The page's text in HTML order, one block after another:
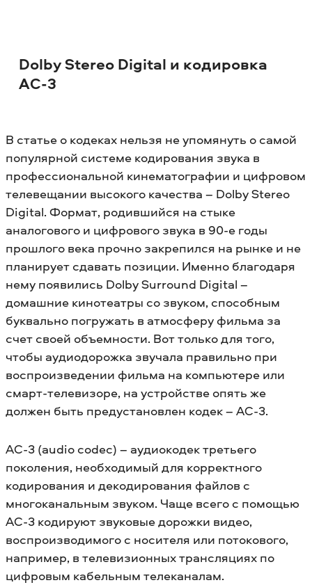
Dolby Stereo Digital и кодировка
АС-3
В статье о кодеках нельзя не упомянуть о самой
популярной системе кодирования звука в
профессиональной кинематографии и цифровом
телевещании высокого качества – Dolby Stereo
Digital. Формат, родившийся на стыке
аналогового и цифрового звука в 90-е годы
прошлого века прочно закрепился на рынке и не
планирует сдавать позиции. Именно благодаря
нему появились Dolby Surround Digital –
домашние кинотеатры со звуком, способным
буквально погружать в атмосферу фильма за
счет своей объемности. Вот только для того,
чтобы аудиодорожка звучала правильно при
воспроизведении фильма на компьютере или
смарт-телевизоре, на устройстве опять же
должен быть предустановлен кодек – AC-3.
AC-3 (audio codec) – аудиокодек третьего
поколения, необходимый для корректного
кодирования и декодирования файлов с
многоканальным звуком. Чаще всего с помощью
AC-3 кодируют звуковые дорожки видео,
воспроизводимого с носителя или потокового,
например, в телевизионных трансляциях по
цифровым кабельным телеканалам.